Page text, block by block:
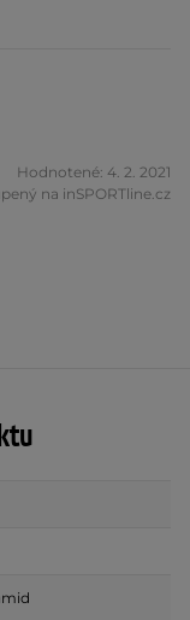
Hodnotené: 4. 2. 2021
na inSPORTline.cz